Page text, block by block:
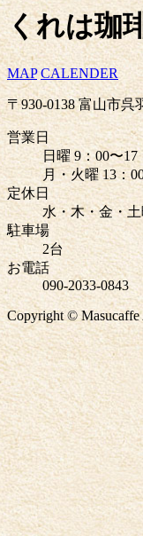
くれは珈
MAP CALENDER
〒930-0138 富山市呉
営業日
日曜 9：00〜17
月・火曜 13：
定休日
水・木・金・
駐車場
2台
お電話
090-2033-0843
Copyright © Masucaffe